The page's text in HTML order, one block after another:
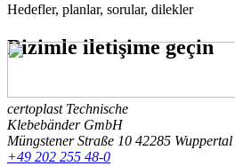
Hedefler, planlar, sorular, dilekler
Bizimleiletişime geçin
certoplast Technische
Klebebänder GmbH
Müngstener Straße 10 42285 Wuppertal
+49 202 255 48-0